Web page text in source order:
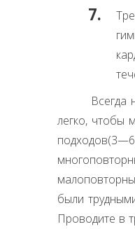
Всегда
легко, чтобы
были
Проводите в